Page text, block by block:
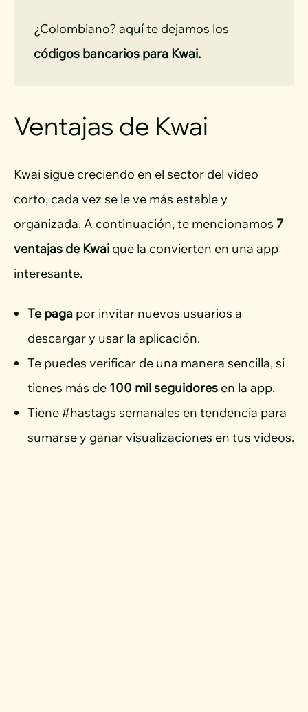
códigos bancarios para Kwai.
Ventajas de Kwai
Kwai sigue creciendo en el sector del video
corto, cada vez se le ve más estable y
organizada. A continuación, te mencionamos 7
ventajas de Kwai que la convierten en una app
interesante.
Te paga por invitar nuevos usuarios a
descargar y usar la aplicación.
Te puedes verificar de una manera sencilla, si
tienes más de 100 mil seguidores en la app.
Tiene #hastags semanales en tendencia para
sumarse y ganar visualizaciones en tus videos.